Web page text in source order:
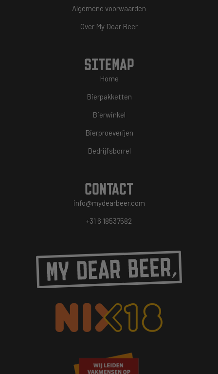
Algemene voorwaarden
Over My Dear Beer
SITEMAP
Home
Bierpakketten
Bierwinkel
Bierproeverijen
Bedrijfsborrel
CONTACT
info@mydearbeer.com
+31 6 18537582